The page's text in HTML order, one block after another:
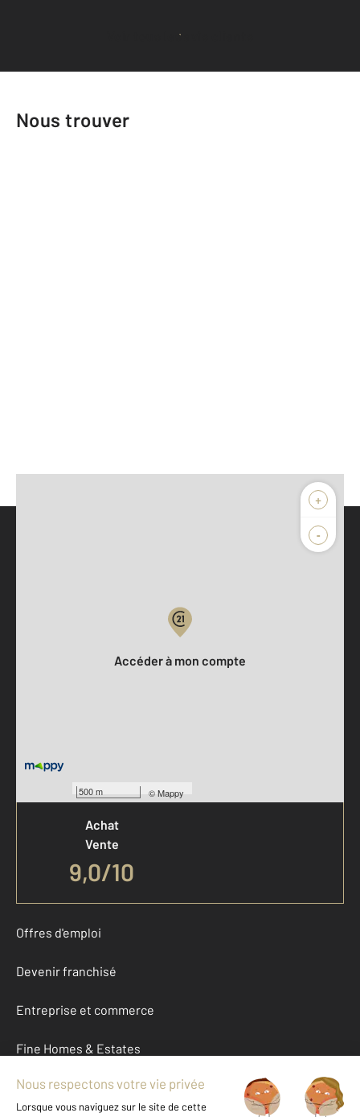
Voir tous les avis clients
Nous trouver
+
-
500 m ©Mappy
Accéder à mon compte
Votre agence est notée
Achat
Vente
9,0/10
Offres d'emploi
Devenir franchisé
Entreprise et commerce
Fine Homes & Estates
À propos